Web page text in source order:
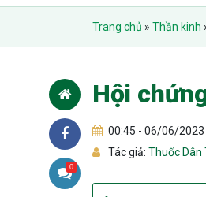
Trang chủ » Thần kinh
Hội
00:45 - 06/06/2023
Tác giả: Thuốc Dân
0